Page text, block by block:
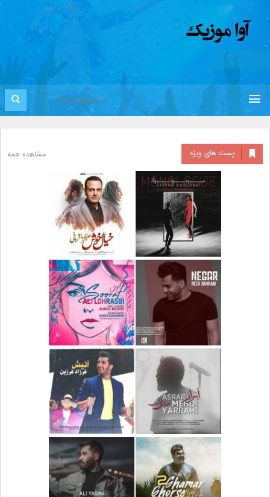
پست های ویژه مشاهده همه
دانلود آلبوم جدید سیروان
خسروی بنام مونولوگ
دانلود آهنگ جدید علیرضا
قربانی بنام خیال خوش
دانلود آهنگ جدید رضا
بهرام بنام نگار
دانلود آهنگ جدید علی
لهراسبی بنام صورت
دانلود آهنگ جدید مهدی
یراحی بنام اسرار
دانلود آهنگ جدید فرزاد
فرزین بنام آتیش